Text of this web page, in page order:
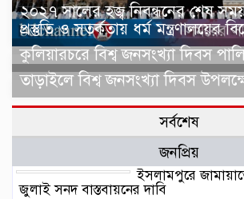
২০২৭ সালের হজ্ব নিবন্ধনের শেষ
প্রস্তুতি ও সতর্কতায় ধর্ম মন্ত্রণালয়ের
কুলিয়ারচরে বিশ্ব জনসংখ্যা দিবস
তাড়াইলে বিশ্ব জনসংখ্যা দিবস
সর্বশেষ
জনপ্রিয়
ইসলামপুরে
জুলাই সনদ বাস্তবায়নের দাবি